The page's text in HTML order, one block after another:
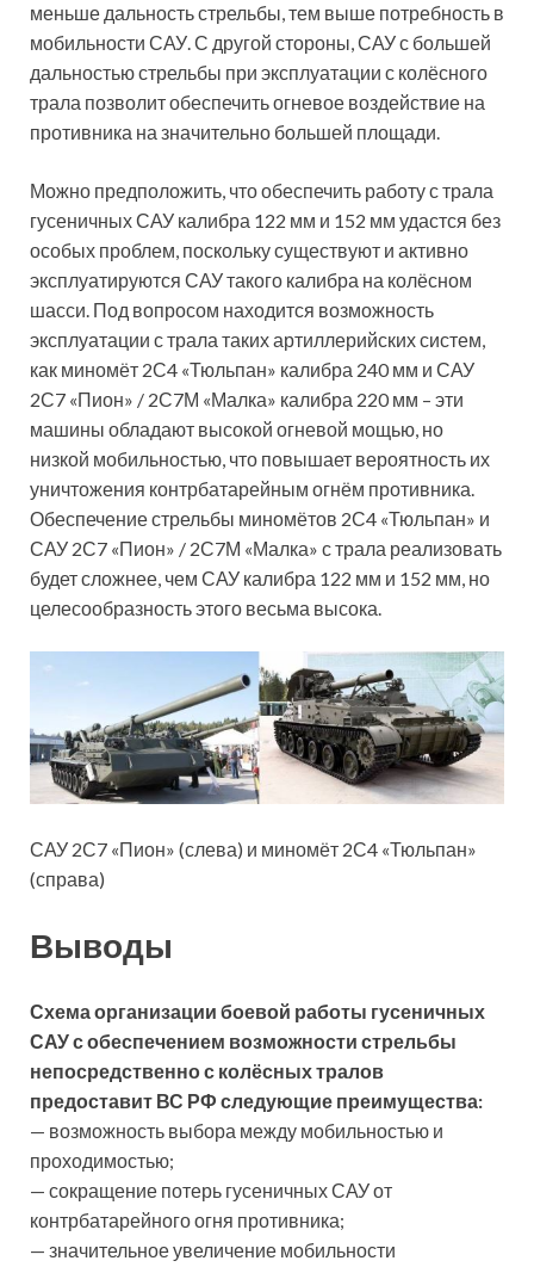
меньше дальность стрельбы, тем выше потребность в
мобильности САУ. С другой стороны, САУ с большей
дальностью стрельбы при эксплуатации с колёсного
трала позволит обеспечить огневое воздействие на
противника на значительно большей площади.
Можно предположить, что обеспечить работу с трала
гусеничных САУ калибра 122 мм и 152 мм удастся без
особых проблем, поскольку существуют и активно
эксплуатируются САУ такого калибра на колёсном
шасси. Под вопросом находится возможность
эксплуатации с трала таких артиллерийских систем,
как миномёт 2С4 «Тюльпан» калибра 240 мм и САУ
2С7 «Пион» / 2С7М «Малка» калибра 220 мм – эти
машины обладают высокой огневой мощью, но
низкой мобильностью, что повышает вероятность их
уничтожения контрбатарейным огнём противника.
Обеспечение стрельбы миномётов 2С4 «Тюльпан» и
САУ 2С7 «Пион» / 2С7М «Малка» с трала реализовать
будет сложнее, чем САУ калибра 122 мм и 152 мм, но
целесообразность этого весьма высока.
САУ 2С7 «Пион» (слева) и миномёт 2С4 «Тюльпан»
(справа)
Выводы
Схема организации боевой работы гусеничных
САУ с обеспечением возможности стрельбы
непосредственно с колёсных тралов
предоставит ВС РФ следующие преимущества:
— возможность выбора между мобильностью и
проходимостью;
— сокращение потерь гусеничных САУ от
контрбатарейного огня противника;
— значительное увеличение мобильности